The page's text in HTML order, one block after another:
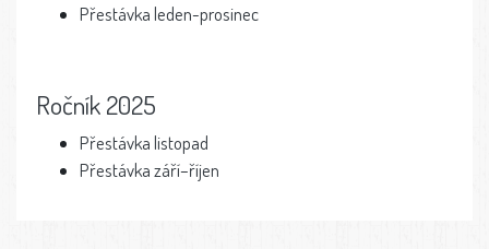
Přestávka leden-prosinec
Ročník 2025
Přestávka listopad
Přestávka září–říjen